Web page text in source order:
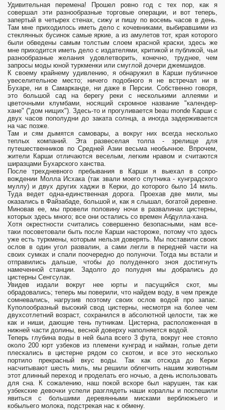
Удивительная перемена! Прошел ровно год с тех пор, как я
совершал эти разнообразные торговые операции, и вот теперь,
запертый в четырех стенах, сижу и пишу по восемь часов в день.
Там мне приходилось иметь дело с кочевниками, выбиравшими из
стеклянных бусинок самые яркие, а из амулетов тот, края которого
были обведены самым толстым слоем красной краски, здесь же
мне приходится иметь дело с издателями, критикой и публикой, чьи
разнообразные желания удовлетворить, конечно, труднее, чем
запросы моды юной туркменки или смуглой дочери джемшидов.
К своему крайнему удивлению, я обнаружил в Карши пуб­личное
увеселительное место; ничего подобного я не встречал ни в
Бухаре, ни в Самарканде, ни даже в Персии. Собственно говоря,
это большой сад на берегу реки с несколькими аллеями и
цветочными клумбами, носящий скромное название "календер-
хане" ("дом нищих"). Здесь-то и прогуливается beau monde Карши с
двух часов пополудни до заката солнца, а иногда задерживается
на час позже.
Там и сям дымятся самовары, а вокруг них всегда несколько
теплых компаний. Эта развеселая толпа - зрелище для
путешественников по Средней Азии весьма необычное. Впрочем,
жители Карши отличаются веселым, лег­ким нравом и считаются
ширазцами Бухарского ханства.
После трехдневного пребывания в Карши я выехал в сопро­
вождении Молла Исхака (так звали моего спутника - кунградского
муллу) и двух других хаджи в Керки, до которого было 14 миль.
Туда ведет одна-единственная дорога. Проехав две мили, мы
оказались в Файзабаде, большой и, как я слышал, богатой деревне.
Миновав ее, мы провели половину ночи в развалинах цистерны,
которых здесь много; все они остались со времен Абдулла-хана.
Хотя окрестности считались совершенно без­опасными, нам все-
таки посоветовали быть после Карши насто­роже, потому что здесь
уже есть туркмены, которым нельзя доверять. Мы поставили своих
ослов в один угол развалин, а сами легли в передней части на
своих сумках и спали поочередно до полуночи. Тогда мы встали и
отправились дальше, чтобы до полуденного зноя достигнуть
намеченной станции. Задолго до полудня мы добрались до
цистерны Сенгсулак.
Увидев издали вокруг нее юрты и пасущийся скот, мы
обрадовались; теперь мы поверили, что найдем воду, в чем прежде
сомневались, нагрузив поэтому своих ослов водой про запас.
Куполообразный высокий свод цистерны, несмотря на более чем
двухсотлетний возраст, сохранился в абсолютной целости, так же
как и ниши, дающие тень путникам. Цистерна, расположенная в
нижней части долины, весной доверху напол­няется водой.
Теперь глубина воды в ней была всего 3 фута, вокруг нее стояло
около 200 юрт узбеков из племени кунград и найман, голые дети
плескались в цистерне рядом со скотом, и все это несколько
портило прекрасный вкус воды. Так как отсюда до Керки
насчитывают шесть миль, мы решили облег­чить нашим животным
этот длинный переход и проделать его ночью, а день использовать
для сна. К сожалению, наш покой вскоре был нарушен, так как
узбекские девочки успели разглядеть наши кораллы и поспешили
явиться с большими деревянными мисками верблюжьего и
кобыльего молока, подстрекая нас к обмену.